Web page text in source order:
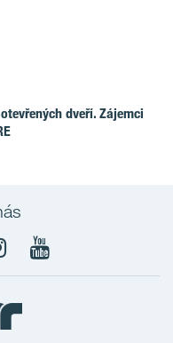
dveří. Zájemci